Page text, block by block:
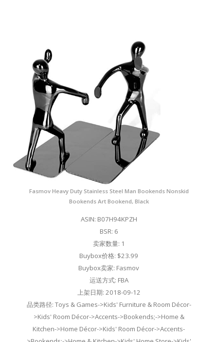
Fasmov Heavy Duty Stainless Steel Man Bookends Nonskid
Bookends Art Bookend, Black
ASIN: B07H94KPZH
BSR: 6
卖家数量: 1
Buybox价格: $23.99
Buybox卖家: Fasmov
运送方式: FBA
上架日期: 2018-09-12
品类路径: Toys & Games->Kids' Furniture & Room Décor-
>Kids' Room Décor->Accents->Bookends;->Home &
Kitchen->Home Décor->Kids' Room Décor->Accents-